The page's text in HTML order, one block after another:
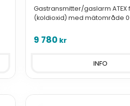
Gastransmitter/gaslarm ATEX
(koldioxid) med mätområde
samt reläutgångar som tillval.
9 780 kr
INFO